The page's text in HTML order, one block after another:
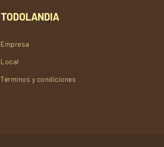
TODOLANDIA
Empresa
Local
Términos y condiciones